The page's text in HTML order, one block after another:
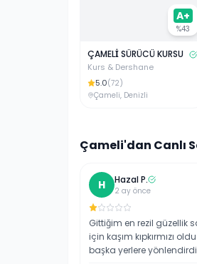
A+
%43
ÇAMELİ SÜRÜCÜ KURSU
Kurs & Dershane
5.0(72)
Çameli, Denizli
Çameli'dan Canlı
H HazalP.
2 ay önce
Gittiğim en rezil güzellik
için kaşım kıpkırmızı
başka yerlere